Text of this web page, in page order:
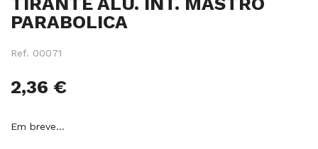
PARABOLICA
Ref. 00071
2,36 €
Em breve…
o
início
galeria
imagens